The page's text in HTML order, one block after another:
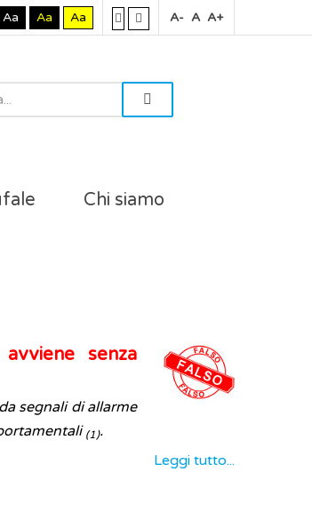
Aa Aa Aa A- A A+
Chi siamo
senza
segnali di allarme
(1).
Leggi tutto...